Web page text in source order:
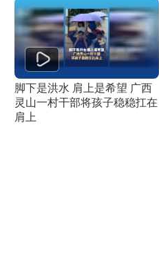
脚下是洪水 肩上是希望 广西
灵山一村干部将孩子稳稳扛在
肩上